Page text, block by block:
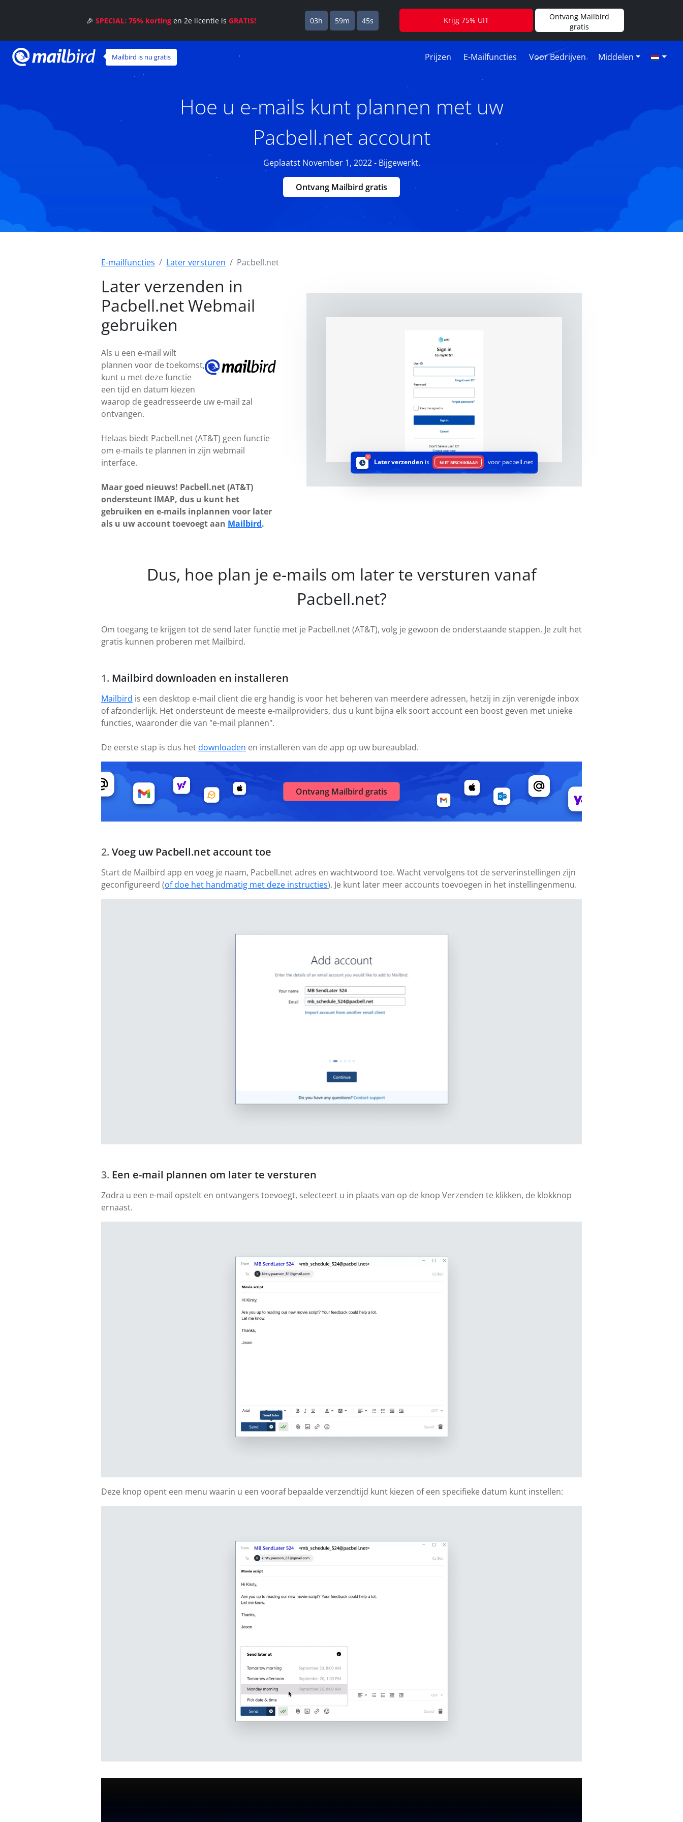
Mailbird is nu gratis Prijzen E-Mailfuncties Voor Bedrijven Middelen
Hoe u e-mails kunt plannen met uw
Pacbell.net account
Geplaatst November 1, 2022 - Bijgewerkt.
Ontvang Mailbird gratis
E-mailfuncties Later versturen Pacbell.net
Later verzenden in
Pacbell.net Webmail
gebruiken
Als u een e-mail wilt
plannen voor de toekomst,
kunt u met deze functie
een tijd en datum kiezen
waarop de geadresseerde uw e-mail zal
ontvangen.
Helaas biedt Pacbell.net (AT&T) geen functie
om e-mails te plannen in zijn webmail
interface.
Maar goed nieuws! Pacbell.net (AT&T)
ondersteunt IMAP, dus u kunt het
gebruiken en e-mails inplannen voor later
als u uw account toevoegt aan Mailbird.
Later verzenden is NIET BESCHIKBAAR voor pacbell.net
Dus, hoe plan je e-mails om later te versturen vanaf
Pacbell.net?
Om toegang te krijgen tot de send later functie met je Pacbell.net (AT&T), volg je gewoon de onderstaande stappen. Je zult het
gratis kunnen proberen met Mailbird.
Mailbird downloaden en installeren
Mailbird is een desktop e-mail client die erg handig is voor het beheren van meerdere adressen, hetzij in zijn verenigde inbox
of afzonderlijk. Het ondersteunt de meeste e-mailproviders, dus u kunt bijna elk soort account een boost geven met unieke
functies, waaronder die van "e-mail plannen".
De eerste stap is dus het downloaden en installeren van de app op uw bureaublad.
Ontvang Mailbird gratis
Voeg uw Pacbell.net account toe
Start de Mailbird app en voeg je naam, Pacbell.net adres en wachtwoord toe. Wacht vervolgens tot de serverinstellingen zijn
geconfigureerd (of doe het handmatig met deze instructies). Je kunt later meer accounts toevoegen in het instellingenmenu.
Een e-mail plannen om later te versturen
Zodra u een e-mail opstelt en ontvangers toevoegt, selecteert u in plaats van op de knop Verzenden te klikken, de klokknop
ernaast.
Deze knop opent een menu waarin u een vooraf bepaalde verzendtijd kunt kiezen of een specifieke datum kunt instellen:
🎉SPECIAL: 75% korting en 2e licentie isGRATIS! 03h 59m 44s Krijg 75% UIT
Ontvang Mailbird
gratis